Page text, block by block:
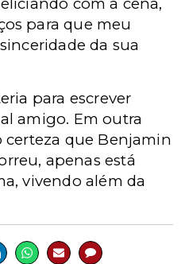
para que meu
da sua
para escrever
amigo. Em outra
certeza que Benjamin
apenas está
vivendo além da